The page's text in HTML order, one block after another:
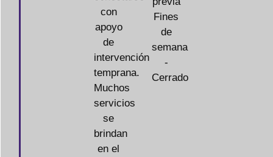
con
apoyo
de
intervención
temprana.
Muchos
servicios
se
brindan
en el
Fines
de
semana
-
Cerrado